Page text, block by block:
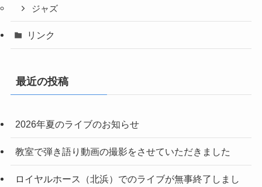
ジャズ
リンク
最近の投稿
2026年夏のライブのお知らせ
教室で弾き語り動画の撮影をさせていただきました
ロイヤルホース（北浜）でのライブが無事終了しまし